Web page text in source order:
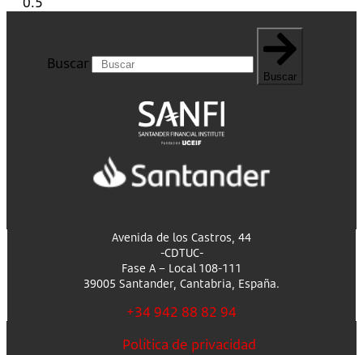
Buscar
Buscar
Avenida de los Castros, 44
-CDTUC-
Fase A – Local 108-111
39005 Santander, Cantabria, España.
+34 942 88 82 94
Política de privacidad